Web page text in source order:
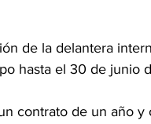
de la delantera
hasta el 30 de junio
contrato de un año y